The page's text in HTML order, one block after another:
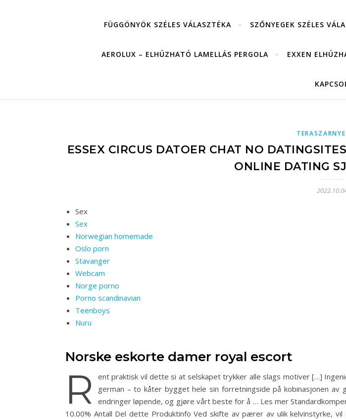
FÜGGÖNYÖK SZÉLES VÁLASZTÉKA SZŐNYEGEK SZÉLES
AEROLUX – ELHÚZHATÓ LAMELLÁS PERGOLA EXXEN
ESSEX CIRCUS DATOER CHAT NO
ONLINE DATING
Sex
Sex
Norwegian homemade
Oslo porn
Stavanger
Webcam
Norge porno
Porno scandinavian
Teenboys
Nuru
Norske eskorte damer royal escort
R
ent praktisk vil dette si at selskapet trykker alle slags motiver […]
german – to kåter bygget hele sin forretningside på kobinasjonen
endringer løpende, og gjøre vårt beste for å … Les mer
10.00% Antall Del dette Produktinfo Ved skifte av pærer av ulik kelvinstyrke,